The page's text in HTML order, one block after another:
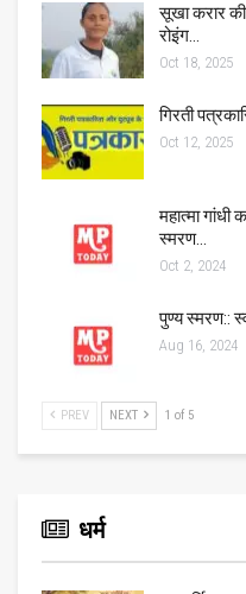
सूखा करार
रोइंग…
Oct 18, 2025
गिरती
Oct 12, 2025
महात्मा
स्मरण…
Oct 2, 2024
पुण्य स्मरण::
Aug 16, 2024
PREV NEXT 1 of 5
धर्म